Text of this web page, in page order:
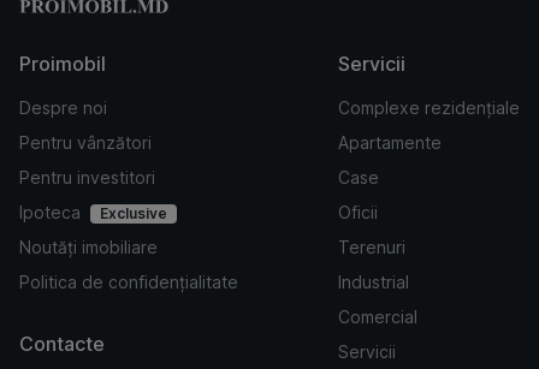
Proimobil
Despre noi
Pentru vânzători
Pentru investitori
Ipoteca
Exclusive
Noutăți imobiliare
Politica de confidențialitate
Servicii
Complexe rezidențiale
Apartamente
Case
Oficii
Terenuri
Industrial
Comercial
Servicii
Contacte